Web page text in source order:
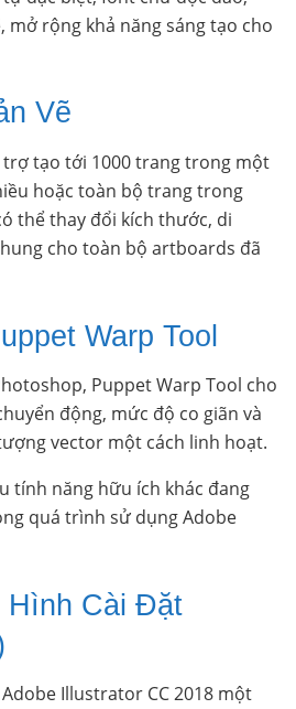
mở rộng khả năng sáng tạo cho
Vẽ
trợ tạo tới 1000 trang trong một
hoặc toàn bộ trang trong
thể thay đổi kích thước, di
cho toàn bộ artboards đã
Warp Tool
Puppet Warp Tool cho
động, mức độ co giãn và
vector một cách linh hoạt.
tính năng hữu ích khác đang
quá trình sử dụng Adobe
Hình Cài Đặt
Illustrator CC 2018 một